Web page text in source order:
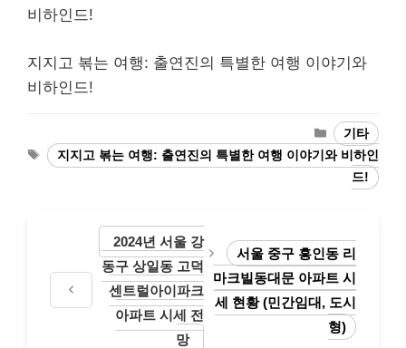
비하인드!
지지고 볶는 여행: 출연진의 특별한 여행 이야기와
비하인드!
Categories
기타
Tags지지고 볶는 여행: 출연진의 특별한 여행 이야기와 비하인
드!
2024년 서울 강
동구 상일동 고덕
센트럴아이파크
아파트 시세 전
망
서울 중구 흥인동 리
마크빌동대문 아파트 시
세 현황 (민간임대, 도시
형)